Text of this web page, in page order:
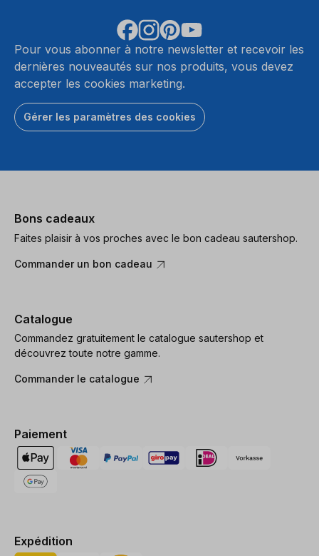
Pour vous abonner à notre newsletter et recevoir les
dernières nouveautés sur nos produits, vous devez
accepter les cookies marketing.
Gérer les paramètres des cookies
Bons cadeaux
Faites plaisir à vos proches avec le bon cadeau sautershop.
Commander un bon cadeau
Catalogue
Commandez gratuitement le catalogue sautershop et
découvrez toute notre gamme.
Commander le catalogue
Paiement
Expédition